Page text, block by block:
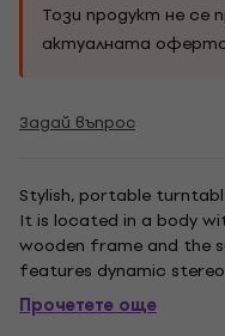
Този продукт не се
актуалната
Задай въпрос
Stylish, portable
It is located in a body
wooden frame and the
features dynamic
3.5 mm headphone
AutoStop function, plays
Прочетете още